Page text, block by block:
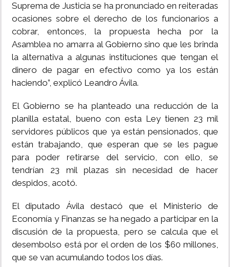
Suprema de Justicia se ha pronunciado en reiteradas
ocasiones sobre el derecho de los funcionarios a
cobrar, entonces, la propuesta hecha por la
Asamblea no amarra al Gobierno sino que les brinda
la alternativa a algunas instituciones que tengan el
dinero de pagar en efectivo como ya los están
haciendo”, explicó Leandro Ávila.
El Gobierno se ha planteado una reducción de la
planilla estatal, bueno con esta Ley tienen 23 mil
servidores públicos que ya están pensionados, que
están trabajando, que esperan que se les pague
para poder retirarse del servicio, con ello, se
tendrían 23 mil plazas sin necesidad de hacer
despidos, acotó.
El diputado Ávila destacó que el Ministerio de
Economía y Finanzas se ha negado a participar en la
discusión de la propuesta, pero se calcula que el
desembolso está por el orden de los $60 millones,
que se van acumulando todos los días.